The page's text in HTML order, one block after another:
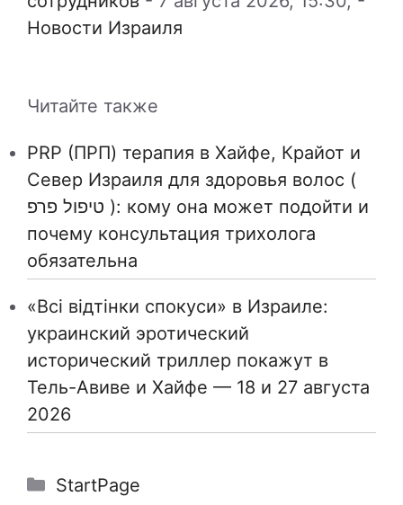
Новости Израиля
Читайте также
PRP (ПРП) терапия в Хайфе, Крайот и
Север Израиля для здоровья волос (
טיפול פרפ ): кому она может подойти и
почему консультация трихолога
обязательна
«Всі відтінки спокуси» в Израиле:
украинский эротический
исторический триллер покажут в
Тель-Авиве и Хайфе — 18 и 27 августа
2026
Рубрики
StartPage